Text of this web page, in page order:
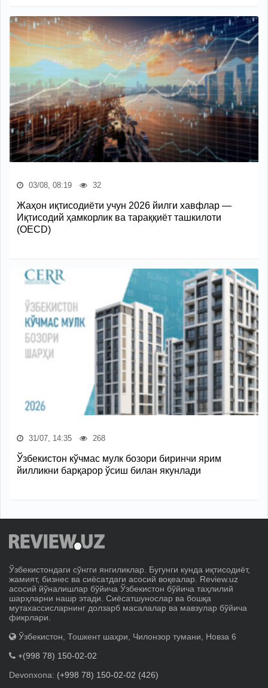
03/08, 08:19 32
Жаҳон иқтисодиёти учун 2026 йилги хавфлар —
Иқтисодий ҳамкорлик ва тараққиёт ташкилоти
(OECD)
31/07, 14:35 268
Ўзбекистон кўчмас мулк бозори биринчи ярим
йилликни барқарор ўсиш билан якунлади
Ўзбекистондаги сўнгги янгиликлар. Бугунги кунда иқтисодиёт,
жамият, бизнес ва сиёсатдаги асосий воқеалар. Review.uz
асосий йўналишлар бўйича Ўзбекистон бўйича таҳлилий
шарҳларни нашр этади. Сиёсатшунослар ва бошқа
мутахассисларнинг долзарб масалалар ва мавзулар бўйича
фикрлари.
Ўзбекистон, Тошкент шаҳри, Чилонзор тумани, Новза 6
+(998 78) 150-02-02
Devonxona: (+998 78) 150-02-02 (426)